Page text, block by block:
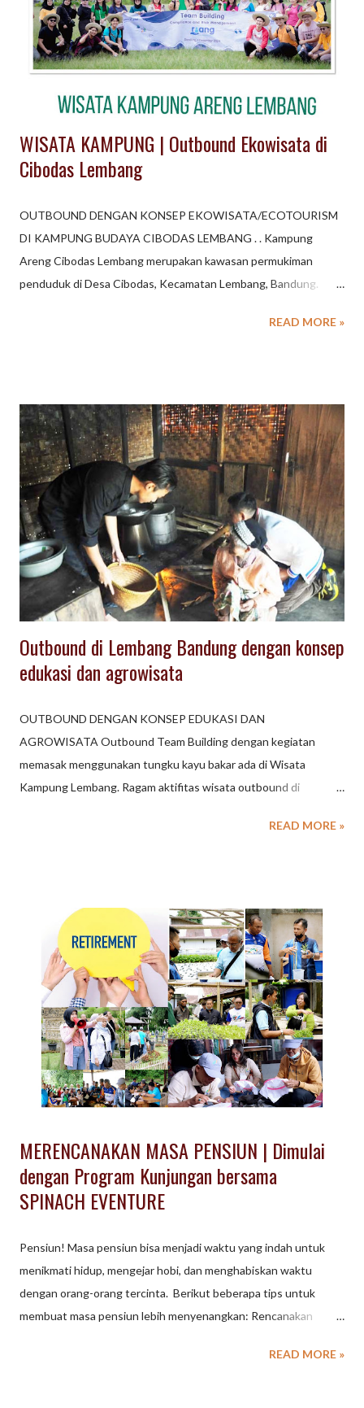
konsep Urban di Lembang Bandung, hubungi kami .
WISATA KAMPUNG | Outbound Ekowisata di
Cibodas Lembang
OUTBOUND DENGAN KONSEP EKOWISATA/ECOTOURISM
DI KAMPUNG BUDAYA CIBODAS LEMBANG . . Kampung
Areng Cibodas Lembang merupakan kawasan permukiman
penduduk di Desa Cibodas, Kecamatan Lembang, Bandung.
URBAN untuk kegiatan Gathering Outing Group. Beberapa
berkegiatan di Wisata kampung Areng Cibodas Lembang ,akan
disambut oleh para pemandu wisata dari team Spinach Eventure
dengan sambutan welcome drink , welcome snack dan setiap
peserta akan di kasih topi pandan (tapi tradisional) yang menjadi
souvenir untuk semua peserta dan handuk kecil (face towel)
untuk topi pandan wajib dipakai selama kegiatan Wisata
Kampung di kampung Areng Cibodas Lembang dan topi ini
sendiri menjadi icon kegiatan Wisata Kampung Areng
Selanjutnya peserta kegiatan Wisata Kampung Areng Cibodas
Le...
READ MORE »
Outbound di Lembang Bandung dengan konsep
edukasi dan agrowisata
OUTBOUND DENGAN KONSEP EDUKASI DAN
AGROWISATA Outbound Team Building dengan kegiatan
memasak menggunakan tungku kayu bakar ada di Wisata
Kampung Lembang. Ragam aktifitas wisata outbound di
kegiatan Gathering Perusahaan, Family Gathering maupun
masih kental di Kampung daerah Lembang, mulai dari kegiatan
keseharian seperi memasak , sampai dengan kegiatan
berkesenian. Memasak makanan tradisional, menjadi aktiftas
seru di Kampung Lembang . Info detail Gathering, Wisata
Pendidikan, Outbound dengan konsep Urban di Lembang
Bandung, hubungi kami .
READ MORE »
MERENCANAKAN MASA PENSIUN | Dimulai
dengan Program Kunjungan bersama
SPINACH EVENTURE
Pensiun! Masa pensiun bisa menjadi waktu yang indah untuk
menikmati hidup, mengejar hobi, dan menghabiskan waktu
dengan orang-orang tercinta. Berikut beberapa tips untuk
membuat masa pensiun lebih menyenangkan: Rencanakan
menopang kehidupan setelah pensiun. Tentukan hobi: Cari
READ MORE »